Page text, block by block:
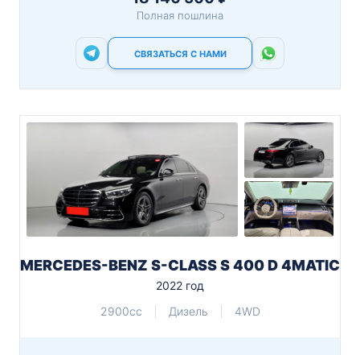
Полная пошлина
СВЯЗАТЬСЯ С НАМИ
MERCEDES-BENZ S-CLASS S 400 D 4MATIC
2022 год
2900cc
Дизель 4WD